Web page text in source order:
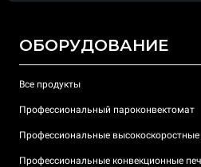
ОБОРУДОВАНИЕ
Все продукты
Профессиональный пароконвектомат
Профессиональные высокоскоростные
Профессиональные конвекционные